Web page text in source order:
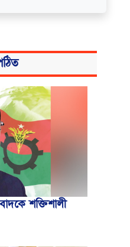
শক্তিশালী